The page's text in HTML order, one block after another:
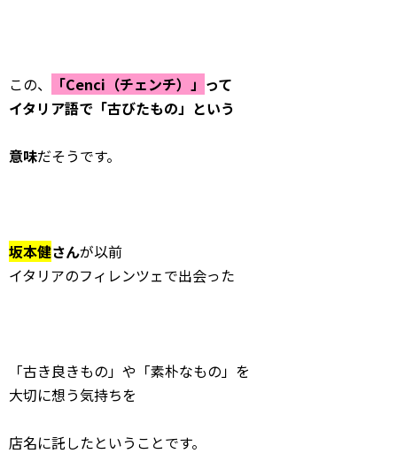
この、 「Cenci（チェンチ）」 って
イタリア語で「古びたもの」という
意味だそうです。
坂本健さんが以前
イタリアのフィレンツェで出会った
「古き良きもの」や「素朴なもの」を
大切に想う気持ちを
店名に託したということです。